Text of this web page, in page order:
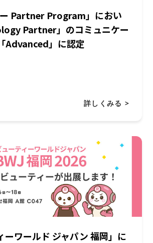
ー Partner Program」におい
Partner」のコミュニケー
Advanced」に認定
詳しくみる >
ーワールド ジャパン 福岡」に